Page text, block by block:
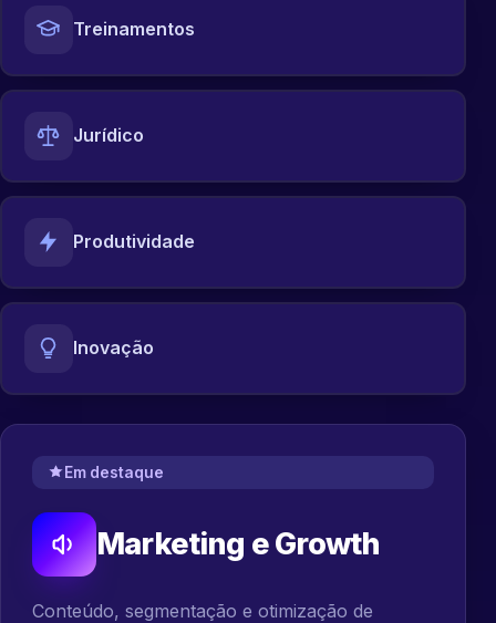
Treinamentos
Jurídico
Produtividade
Inovação
Em destaque
Marketing e Growth
Conteúdo, segmentação e otimização de